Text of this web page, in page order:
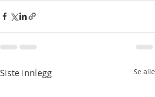
Siste innlegg Se alle